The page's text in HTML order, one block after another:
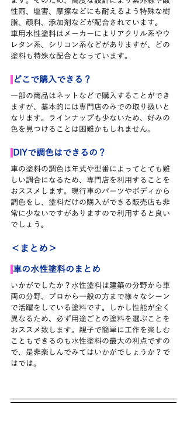
性雨、塩害、摩擦などにも耐えるよう特殊な樹
脂、顔料、添加剤などが配合されています。
車用水性塗料はメーカーによりアクリル系やウ
レタン系、シリコン系などがありますが、どの
塗料も特殊な配合となっています。
どこで購入できる？
一部の商品はネットなどで購入することができ
ますが、基本的には専門店のみでの取り扱いと
なります。ラインナップも少ないため、好みの
色を見つけることは困難かもしれません。
DIYで調色はできるの？
車の塗料の調色は年式や型番によってとても難
しい調合になるため、専門店を利用することを
おススメします。現行車のパーツやボディから
調色をし、塗料だけの購入ができる販売店も非
常に少ないですがありますので利用すると良い
でしょう。
＜まとめ＞
車の水性塗料の まとめ
いかがでしたか？水性塗料は建築の分野から車
両の分野、プロから一般の方まで様々なシーン
で活躍をしている塗料です。しかし性能が全く
異なるため、必ず用途ごとの塗料を選ぶことを
おススメ致します。親子で簡単に工作を楽しむ
こともできるのも水性塗料の最大の利点ですの
で、是非楽しんでみてはいかがでしょうか？で
はでは。